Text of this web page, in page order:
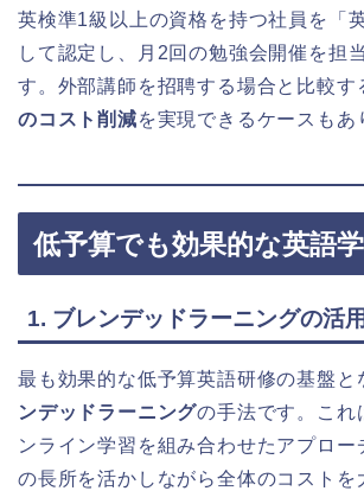
英検準1級以上の資格を持つ社員を「
して認定し、月2回の勉強会開催を担
す。外部講師を招聘する場合と比較す
のコスト削減を実現できるケースもあ
低予算でも効果的な英語
1. ブレンデッドラーニングの活用
最も効果的な低予算英語研修の基盤と
ンデッドラーニングの手法です。これ
ンライン学習を組み合わせたアプロー
の長所を活かしながら全体のコストを